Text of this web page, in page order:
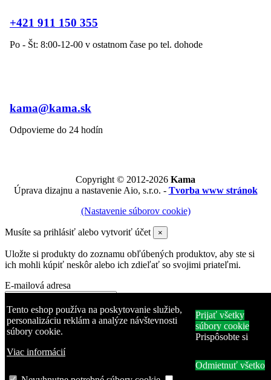
Tento eshop používa na poskytovanie služieb,
personalizáciu reklám a analýze návštevnosti
súbory cookie.
Viac informácií
Prijať všetky
súbory cookie
Prispôsobte si
Odmietnuť všetko
+421 911 150 355
Po - Št: 8:00-12-00 v ostatnom čase po tel. dohode
kama@kama.sk
Odpovieme do 24 hodín
Copyright © 2012-2026 Kama
Úprava dizajnu a nastavenie Aio, s.r.o. - Tvorba www stránok
(Nastavenie súborov cookie)
Musíte sa prihlásiť alebo vytvoriť účet ×
Uložte si produkty do zoznamu obľúbených produktov, aby ste si
ich mohli kúpiť neskôr alebo ich zdieľať so svojimi priateľmi.
E-mailová adresa
Heslo
Zabudli ste heslo?
Produkt bol pridaný do zoznamu obľúbených produktov